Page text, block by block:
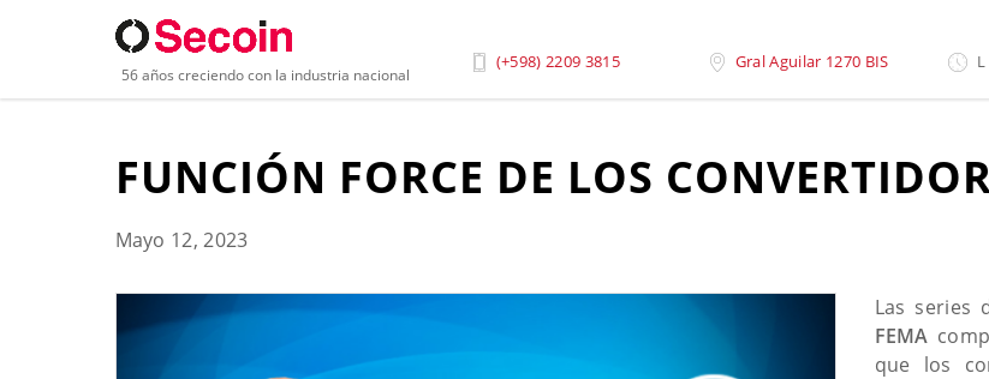
56 años creciendo con la industria nacional
(+598) 2209 3815 Gral Aguilar 1270 BIS
Inicio » Blog » Función Force de Los Convertidores de Señal Fema
FUNCIÓN FORCE DE LOS
Mayo 12, 2023
Las series
FEMA
que los